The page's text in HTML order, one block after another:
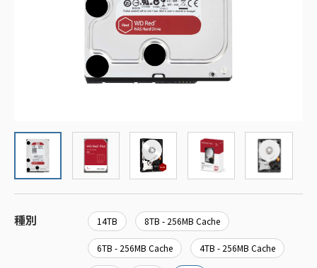
種別 14TB 8TB - 256MB Cache
6TB - 256MB Cache 4TB - 256MB Cache